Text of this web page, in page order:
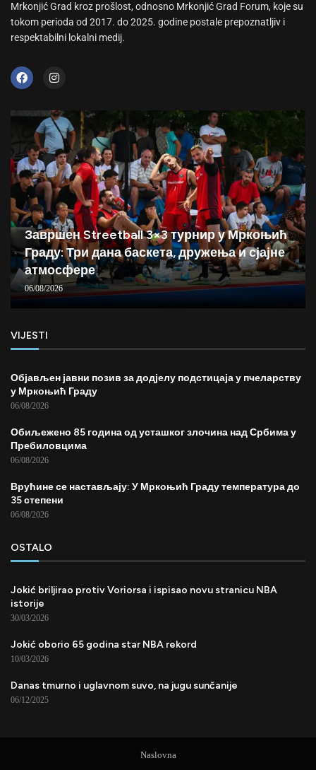
Mrkonjić Grad kroz prošlost, odnosno Mrkonjić Grad Forum, koje su
tokom perioda od 2017. do 2025. godine postale prepoznatljiv i
respektabilni lokalni medij.
Завршен Streetball 3×3 турнир у Мркоњић
Граду: Три дана баскета, дружења и сјајне
атмосфере
06/08/2026
VIJESTI
Објављен јавни позив за додјелу подстицаја у пчеларству
у Мркоњић Граду
06/08/2026
Обиљежено 85 година од усташког злочина над Србима у
Пребиловцима
06/08/2026
Врућине се настављају: У Мркоњић Граду температура до
35 степени
06/08/2026
OSTALO
Jokić briljirao protiv Voriorsa i ispisao novu stranicu NBA
istorije
30/03/2026
Jokić oborio 65 godina star NBA rekord
10/03/2026
Danas tmurno i uglavnom suvo, na jugu sunčanije
06/12/2025
Naslovna